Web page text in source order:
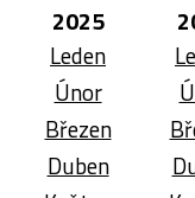
2025
Leden
Únor
Březen
Duben